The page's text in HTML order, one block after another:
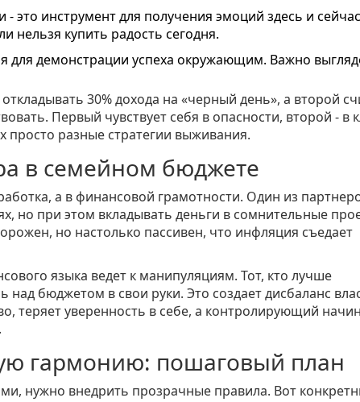
- это инструмент для получения эмоций здесь и
нельзя купить радость сегодня.
для демонстрации успеха окружающим. Важно
30% дохода на «черный день», а второй
Первый чувствует себя в опасности, второй - в
просто разные стратегии выживания.
в семейном бюджете
а в финансовой грамотности. Один из
но при этом вкладывать деньги в сомнительные
но настолько пассивен, что инфляция съедает
языка ведет к манипуляциям. Тот, кто лучше
над бюджетом в свои руки. Это создает дисбаланс
теряет уверенность в себе, а контролирующий
гармонию: пошаговый план
нужно внедрить прозрачные правила. Вот